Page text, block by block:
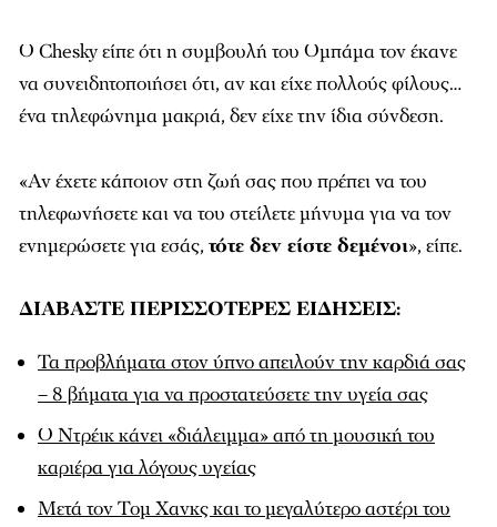
Ο Chesky είπε ότι η συμβουλή του Ομπάμα τον έκανε
να συνειδητοποιήσει ότι, αν και είχε πολλούς φίλους…
ένα τηλεφώνημα μακριά, δεν είχε την ίδια σύνδεση.
«Αν έχετε κάποιον στη ζωή σας που πρέπει να του
τηλεφωνήσετε και να του στείλετε μήνυμα για να τον
ενημερώσετε για εσάς, τότε δεν είστε δεμένοι», είπε.
ΔΙΑΒΑΣΤΕ ΠΕΡΙΣΣΟΤΕΡΕΣ ΕΙΔΗΣΕΙΣ:
Τα προβλήματα στον ύπνο απειλούν την καρδιά σας
– 8 βήματα για να προστατεύσετε την υγεία σας
Ο Ντρέικ κάνει «διάλειμμα» από τη μουσική του
καριέρα για λόγους υγείας
Μετά τον Τομ Χανκς και το μεγαλύτερο αστέρι του